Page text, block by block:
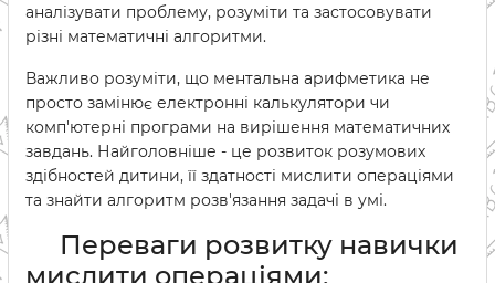
аналізувати проблему, розуміти та застосовувати
різні математичні алгоритми.
Важливо розуміти, що ментальна арифметика не
просто замінює електронні калькулятори чи
комп'ютерні програми на вирішення математичних
завдань. Найголовніше - це розвиток розумових
здібностей дитини, її здатності мислити операціями
та знайти алгоритм розв'язання задачі в умі.
Переваги розвитку навички
мислити операціями: